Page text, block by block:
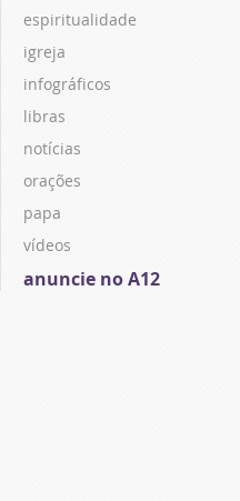
espiritualidade
igreja
infográficos
libras
notícias
orações
papa
vídeos
anuncie no A12